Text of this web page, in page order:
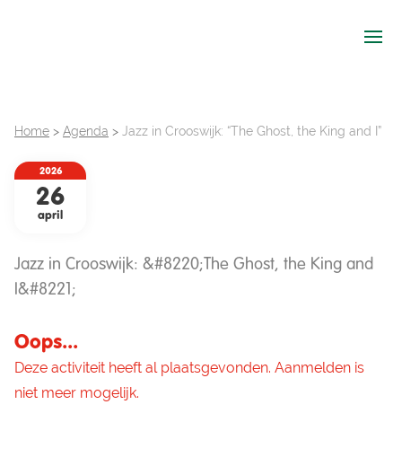
Home > Agenda > Jazz in Crooswijk: “The Ghost, the King and I”
2026
26
april
Jazz in Crooswijk: &#8220;The Ghost, the King and
I&#8221;
Oops...
Deze activiteit heeft al plaatsgevonden. Aanmelden is
niet meer mogelijk.